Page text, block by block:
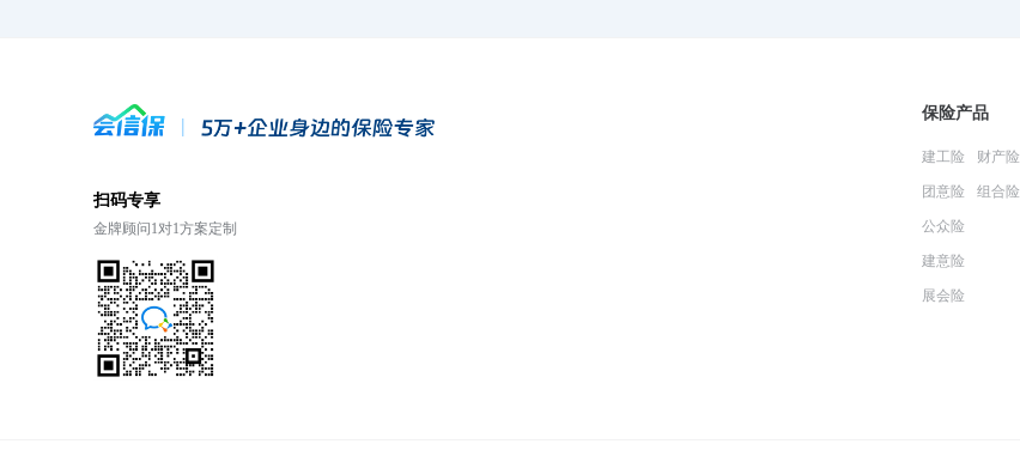
扫码专享
金牌顾问1对1方案定制
保险产品
建工险
团意险
公众险
建意险
展会险
财产险
组合险